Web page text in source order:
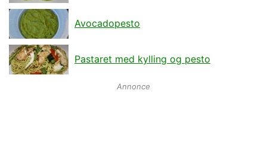
Avocadopesto
Pastaret med kylling og pesto
Annonce